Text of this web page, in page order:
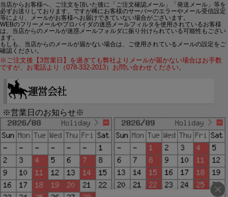
当店からお客様へ、ご注文を頂いた後に「ご注文確認メール」「発送メール」等を
必ずお送りしております。ですが稀にお客様のサーバーのエラーやメール受信設定
等により、メールがお客様へお届けできていない場合がございます。
WEBのフリーメールやプロバイダの迷惑メールフィルタを使用されているお客様
は、当店からのメールが迷惑メールフォルダに振り分けられている可能性もござい
ます。
もしも、当店からのメールが届かない場合は、ご使用されているメールの設定をご
確認ください。
※ご注文後【3営業日】を過ぎても弊社よりメールが届かない場合はお手数
ですが、お電話より（078-332-2013）お問い合わせください。
※営業日のお知らせ※